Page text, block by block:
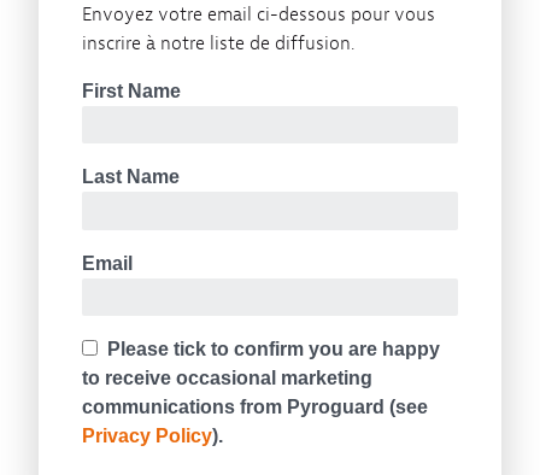
Envoyez votre email ci-dessous pour vous
inscrire à notre liste de diffusion.